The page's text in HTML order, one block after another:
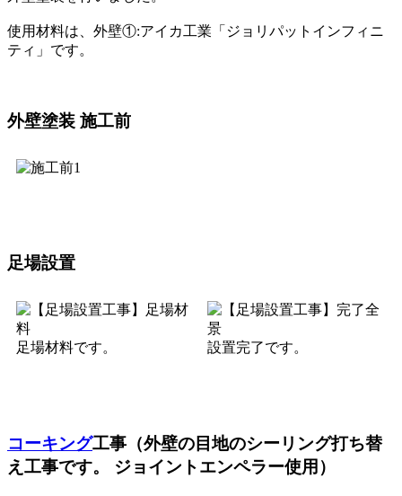
使用材料は、外壁①:アイカ工業「ジョリパットインフィニ
ティ」です。
外壁塗装 施工前
足場設置
足場材料です。 設置完了です。
コーキング工事（外壁の目地のシーリング打ち替
え工事です。 ジョイントエンペラー使用）